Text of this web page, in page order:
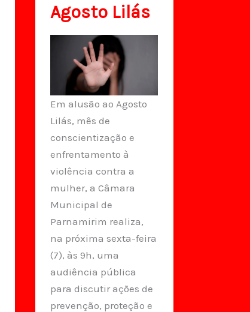
Agosto Lilás
Em alusão ao Agosto
Lilás, mês de
conscientização e
enfrentamento à
violência contra a
mulher, a Câmara
Municipal de
Parnamirim realiza,
na próxima sexta-feira
(7), às 9h, uma
audiência pública
para discutir ações de
prevenção, proteção e